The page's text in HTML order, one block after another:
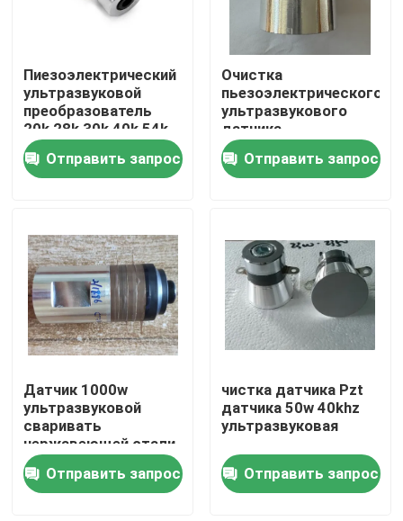
Продукты
О нас
Проверка качества
Свяжитесь мы
ультразвуковой очистки датчика
ультразвуковой датчик высокой мощности
Пиезоэлектрический
ультразвуковой
преобразователь
20k 28k 30k 40k 54k
Отправить запрос
Очистка
пьезоэлектрического
ультразвукового
датчика
Отправить запрос
Датчик 1000w
ультразвуковой
сваривать
нержавеющей стали
пьезоэлектрический
Отправить запрос
чистка датчика Pzt
датчика 50w 40khz
ультразвуковая
Отправить запрос